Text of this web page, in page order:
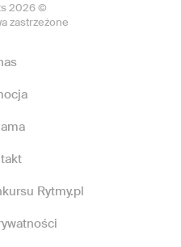
2026 ©
zastrzeżone
Rytmy.pl